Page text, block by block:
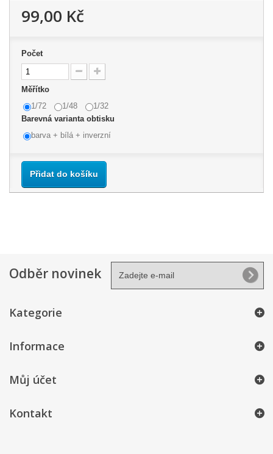
99,00 Kč
Počet
Měřítko
1/72
1/48
1/32
Barevná varianta obtisku
barva + bílá + inverzní
Přidat do košíku
Odběr novinek
Kategorie
Informace
Můj účet
Kontakt